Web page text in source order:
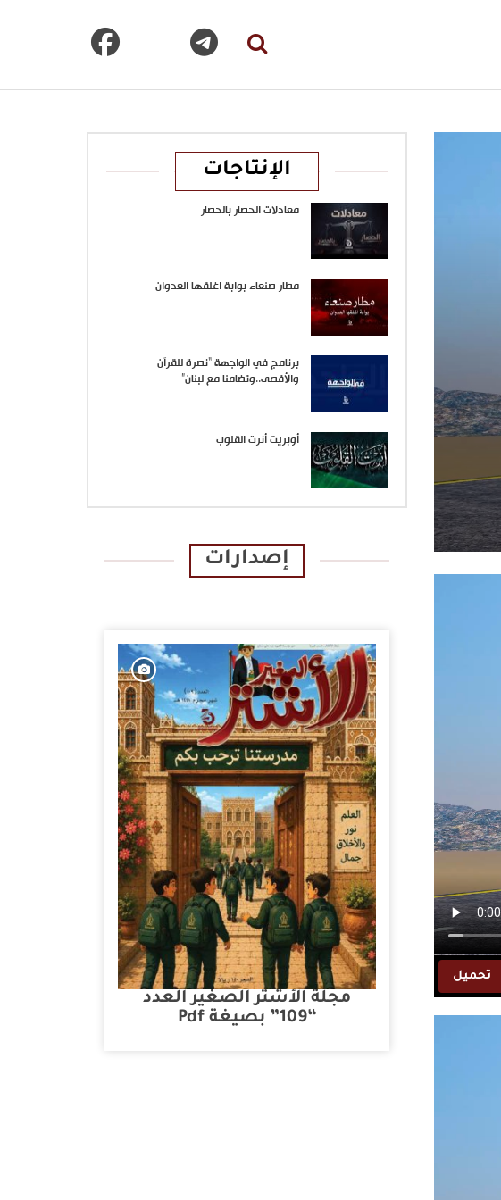
تحميل
الإنتاجات
معادلات الحصار بالحصار
مطار صنعاء بوابة اغلقها العدوان
برنامج في الواجهة “نصرة للقرآن
والأقصى..وتضامنا مع لبنان”
أوبريت أنرت القلوب
إصدارات
مجلة الأشتر الصغير العدد
“109” بصيغة Pdf